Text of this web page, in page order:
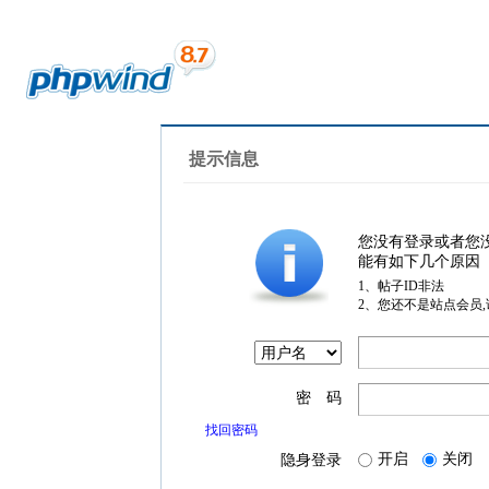
提示信息
您没有登录或者您
能有如下几个原因
1、帖子ID非法
2、您还不是站点会员
密 码
找回密码
隐身登录 开启 关闭